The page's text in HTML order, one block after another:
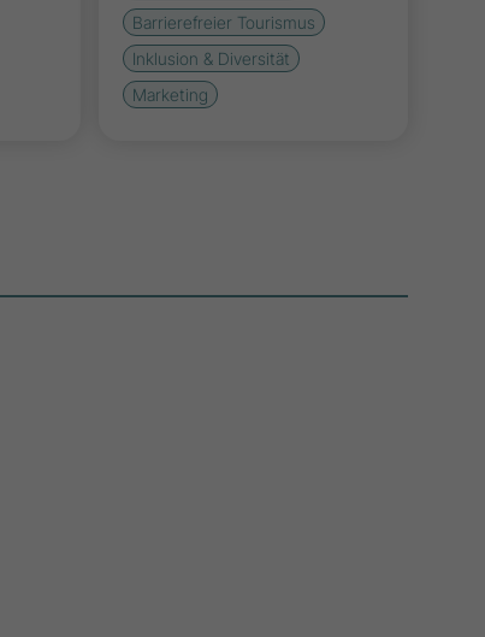
Barrierefreier Tourismus
Inklusion & Diversität
Marketing